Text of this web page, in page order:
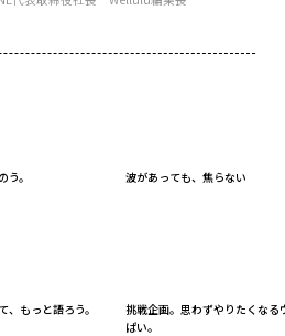
。 波があっても、焦らない
もっと語ろう。
挑戦企画。思わずやりたくなる
ぱい。